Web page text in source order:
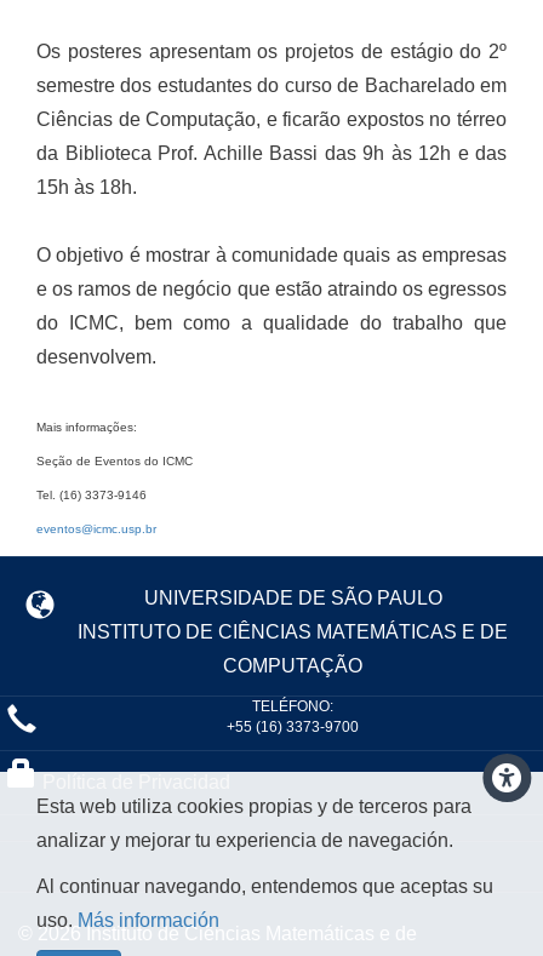
Os posteres apresentam os projetos de estágio do 2º
semestre dos estudantes do curso de Bacharelado em
Ciências de Computação, e ficarão expostos no térreo
da Biblioteca Prof. Achille Bassi das 9h às 12h e das
15h às 18h.
O objetivo é mostrar à comunidade quais as empresas
e os ramos de negócio que estão atraindo os egressos
do ICMC, bem como a qualidade do trabalho que
desenvolvem.
Mais informações:
Seção de Eventos do ICMC
Tel. (16) 3373-9146
eventos@icmc.usp.br
UNIVERSIDADE DE SÃO PAULO
INSTITUTO DE CIÊNCIAS MATEMÁTICAS E DE
COMPUTAÇÃO
TELÉFONO:
+55 (16) 3373-9700
© 2026 Instituto de Ciências Matemáticas e de
Esta web utiliza cookies propias y de terceros para
analizar y mejorar tu experiencia de navegación.
Al continuar navegando, entendemos que aceptas su
uso. Más información